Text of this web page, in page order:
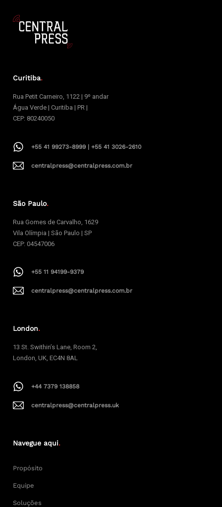
Curitiba.
Rua Petit Carneiro, 1122 | 9º andar
Água Verde | Curitiba | PR |
CEP: 80240050
+55 41 99273-8999 | +55 41 3026-2610
centralpress@centralpress.com.br
São Paulo.
Rua Gomes de Carvalho, 1629
Vila Olímpia | São Paulo | SP
CEP: 04547006
+55 11 94199-9379
centralpress@centralpress.com.br
London.
13 St. Swithin’s Lane, Room 2,
London, UK, EC4N 8AL
+44 7379 138858
centralpress@centralpress.uk
Navegue aqui.
Propósito
Equipe
Soluções